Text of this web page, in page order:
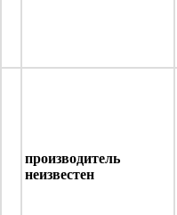
производитель
неизвестен